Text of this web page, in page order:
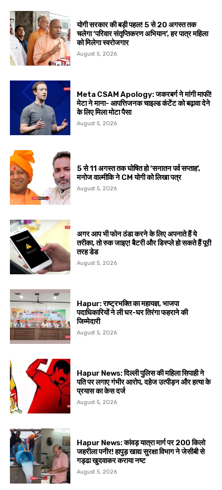
योगी सरकार की बड़ी पहल! 5 से 20 अगस्त तक
चलेगा ‘परिवार संतृप्तिकरण अभियान’, हर पात्र महिला
को मिलेगा स्वरोजगार
August 5, 2026
Meta CSAM Apology: जकरबर्ग ने मांगी माफी!
मेटा ने माना- आपत्तिजनक चाइल्ड कंटेंट को बढ़ावा देने
के लिए मिला मोटा पैसा
August 5, 2026
5 से 11 अगस्त तक घोषित हो ‘सनातन पर्व सप्ताह’,
मनोज वाल्मीकि ने CM योगी को लिखा पत्र
August 5, 2026
अगर आप भी फोन ठंडा करने के लिए अपनाते हैं ये
तरीका, तो रुक जाइए! बैटरी और डिस्प्ले हो सकते हैं पूरी
तरह डेड
August 5, 2026
Hapur: राष्ट्रभक्ति का महायज्ञ, भाजपा
पदाधिकारियों ने ली घर-घर तिरंगा फहराने की
जिम्मेदारी
August 5, 2026
Hapur News: दिल्ली पुलिस की महिला सिपाही ने
पति पर लगाए गंभीर आरोप, दहेज उत्पीड़न और हत्या के
प्रयास का केस दर्ज
August 5, 2026
Hapur News: कांवड़ यात्रा मार्ग पर 200 किलो
जहरीला पनीर! हापुड़ खाद्य सुरक्षा विभाग ने जेसीबी से
गड्ढा खुदवाकर कराया नष्ट
August 5, 2026